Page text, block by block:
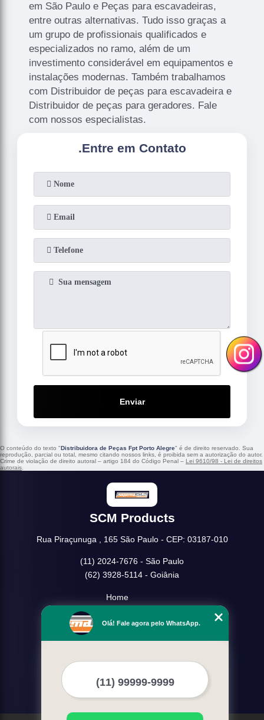
em São Paulo e Peças para escavadeiras,
entre outras alternativas. Tudo isso graças a
um grupo de profissionais qualificados e
especializados no ramo, além de um
investimento considerável em equipamentos e
instalações modernas. Também trabalhamos
com Distribuidor de peças para escavadeira e
Distribuidor de peças para geradores. Fale
com nossos especialistas.
.Entre em Contato
Enviar
O conteúdo do texto "Distribuidora de Peças Fpt Porto Alegre" é de direito reservado. Sua
reprodução, parcial ou total, mesmo citando nossos links, é proibida sem a autorização do autor.
Crime de violação de direito autoral – artigo 184 do Código Penal – Lei 9610/98 - Lei de direitos
autorais.
SCM Products
Rua Piraçunuga , 165 São Paulo - CEP: 03187-010
(11) 2024-7676 - São Paulo
(62) 3928-5114 - Goiânia
Home
Missão
Mais Serviços
Olá! Fale agora pelo WhatsApp.